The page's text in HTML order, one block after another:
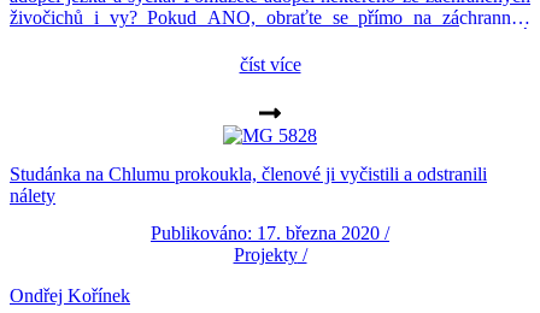
živočichů i vy? Pokud ANO, obraťte se přímo na záchrannou
číst více
Studánka na Chlumu prokoukla, členové ji vyčistili a odstranili
nálety
Publikováno: 17. března 2020 /
Projekty/
Ondřej Kořínek